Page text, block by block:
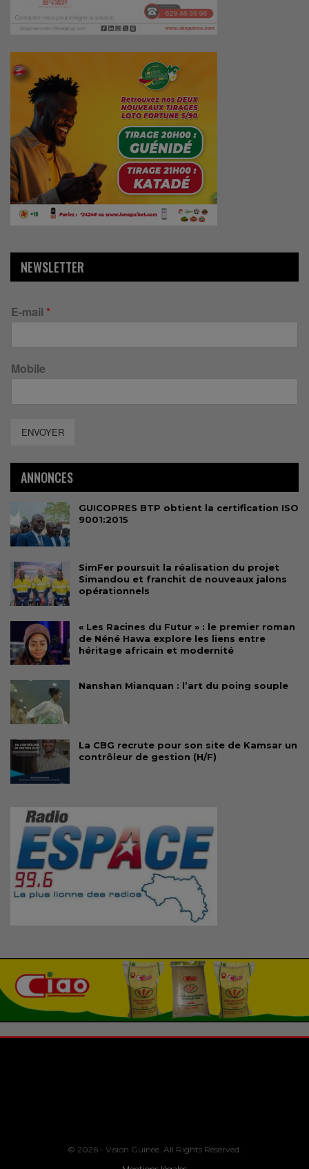
NEWSLETTER
E-mail *
Mobile
ENVOYER
ANNONCES
GUICOPRES BTP obtient la certification ISO
9001:2015
SimFer poursuit la réalisation du projet
Simandou et franchit de nouveaux jalons
opérationnels
« Les Racines du Futur » : le premier roman
de Néné Hawa explore les liens entre
héritage africain et modernité
Nanshan Mianquan : l’art du poing souple
La CBG recrute pour son site de Kamsar un
contrôleur de gestion (H/F)
© 2026 - Vision Guinee. All Rights Reserved.